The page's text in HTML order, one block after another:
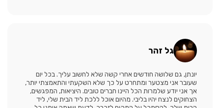
גל זהר
יונתן, גם שלושה חודשים אחרי קשה שלא לחשוב עליך. בכל יום
שעובר אני מצטער ומתחרט על כך שלא השקעתי והתאמצתי יותר,
אך אני יודע שלמרות הכל היינו חברים טובים. היציאות, המפגשים,
הצחוקים לנצח יהיו בליבי. מהיום אוכל ללכת ליד הבית שלי, ליד